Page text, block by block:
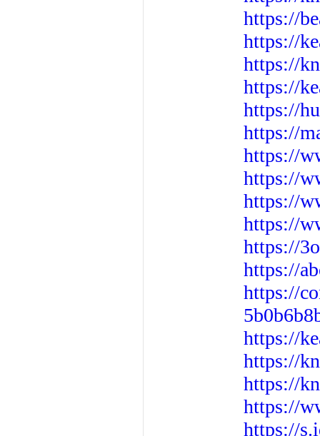
https://
https://
https://
https://
https://
https://
https://
https://
https://
https://
https://
https://
https://
https://
https://
https://
https://
https://